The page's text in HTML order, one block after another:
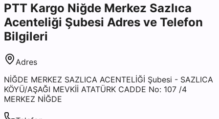
PTT Kargo Niğde Merkez Sazlıca
Acenteliği Şubesi Adres ve Telefon
Bilgileri
Adres
NİĞDE MERKEZ SAZLICA ACENTELİĞİ Şubesi - SAZLICA
KÖYÜ/AŞAĞI MEVKİİ ATATÜRK CADDE No: 107 /4
MERKEZ NİĞDE